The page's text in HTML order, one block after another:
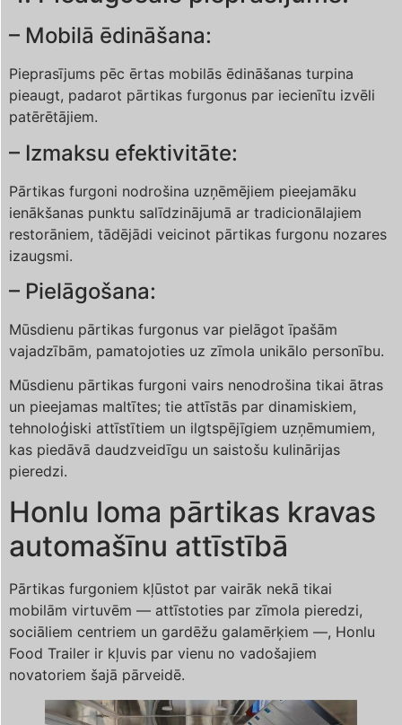
– Mobilā ēdināšana:
Pieprasījums pēc ērtas mobilās ēdināšanas turpina
pieaugt, padarot pārtikas furgonus par iecienītu izvēli
patērētājiem.
– Izmaksu efektivitāte:
Pārtikas furgoni nodrošina uzņēmējiem pieejamāku
ienākšanas punktu salīdzinājumā ar tradicionālajiem
restorāniem, tādējādi veicinot pārtikas furgonu nozares
izaugsmi.
– Pielāgošana:
Mūsdienu pārtikas furgonus var pielāgot īpašām
vajadzībām, pamatojoties uz zīmola unikālo personību.
Mūsdienu pārtikas furgoni vairs nenodrošina tikai ātras
un pieejamas maltītes; tie attīstās par dinamiskiem,
tehnoloģiski attīstītiem un ilgtspējīgiem uzņēmumiem,
kas piedāvā daudzveidīgu un saistošu kulinārijas
pieredzi.
Honlu loma pārtikas kravas
automašīnu attīstībā
Pārtikas furgoniem kļūstot par vairāk nekā tikai
mobilām virtuvēm — attīstoties par zīmola pieredzi,
sociāliem centriem un gardēžu galamērķiem —, Honlu
Food Trailer ir kļuvis par vienu no vadošajiem
novatoriem šajā pārveidē.